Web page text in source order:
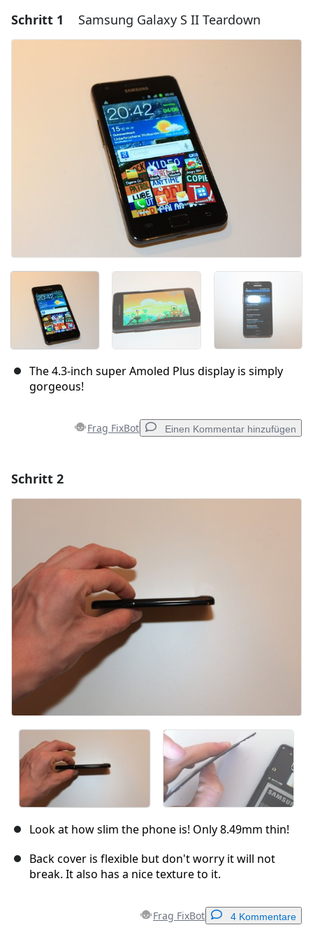
Schritt 1 Samsung Galaxy S II Teardown
The 4.3-inch super Amoled Plus display is simply
gorgeous!
Frag FixBot Einen Kommentar hinzufügen
Schritt 2
Look at how slim the phone is! Only 8.49mm thin!
Back cover is flexible but don't worry it will not
break. It also has a nice texture to it.
Frag FixBot 4 Kommentare